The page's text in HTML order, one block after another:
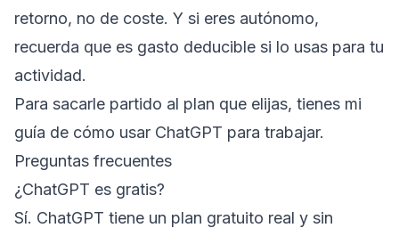
retorno, no de coste. Y si eres autónomo,
recuerda que es gasto deducible si lo usas para tu
actividad.
Para sacarle partido al plan que elijas, tienes mi
guía de cómo usar ChatGPT para trabajar.
Preguntas frecuentes
¿ChatGPT es gratis?
Sí. ChatGPT tiene un plan gratuito real y sin